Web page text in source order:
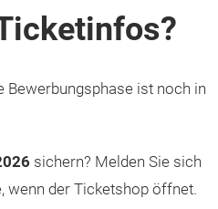
Bewerbungsphase ist noch in
sichern? Melden Sie sich
wenn der Ticketshop öffnet.